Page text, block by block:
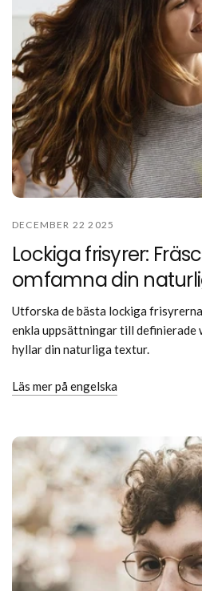
DECEMBER 22 2025
Lockiga frisyrer:
omfamna din
Utforska de bästa lockiga
enkla uppsättningar till definierade
hyllar din naturliga textur.
Läs mer på engelska